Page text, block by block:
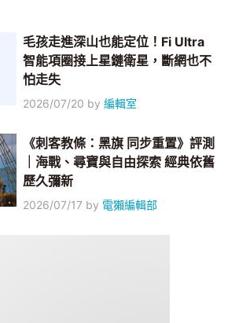
毛孩走進深山也能定位！Fi Ultra
智能項圈接上星鏈衛星，斷網也不
怕走失
2026/07/20 by編輯室
《刺客教條：黑旗 同步重置》評測
｜海戰、尋寶與自由探索 經典依舊
歷久彌新
2026/07/17 by 電獺編輯部